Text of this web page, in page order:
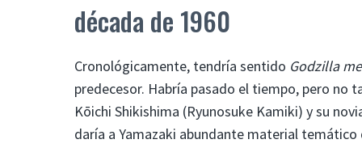
década de 1960
Cronológicamente, tendría sentido Godzilla
predecesor. Habría pasado el tiempo, pero
Kōichi Shikishima (Ryunosuke Kamiki) y su
daría a Yamazaki abundante material temático